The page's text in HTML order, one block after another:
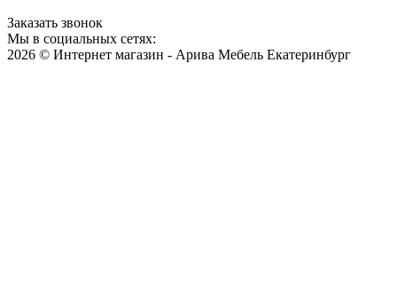
Заказать звонок
Мы в социальных сетях:
2026 © Интернет магазин - Арива Мебель Екатеринбург